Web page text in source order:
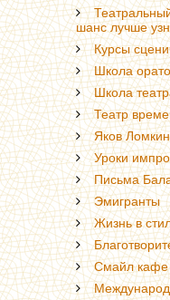
шанс лучше
Курсы
Школа
Школа
Театр
Яков Ломкин
Уроки
Письма
Эмигранты
Жизнь в
Смайл кафе